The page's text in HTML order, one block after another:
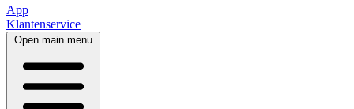
App
Klantenservice
Open main menu